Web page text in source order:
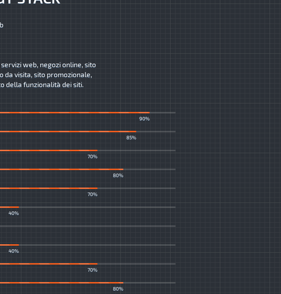
web, negozi online, sito
da visita, sito promozionale,
della funzionalità dei siti.
90%
85%
70%
80%
70%
40%
40%
70%
80%